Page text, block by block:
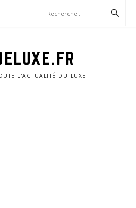
L'ACTUALITÉ DU LUXE